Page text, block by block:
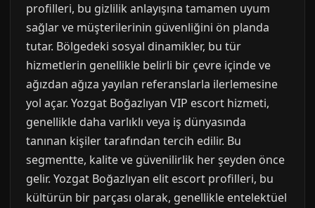
profilleri, bu gizlilik anlayışına tamamen uyum
sağlar ve müşterilerinin güvenliğini ön planda
tutar. Bölgedeki sosyal dinamikler, bu tür
hizmetlerin genellikle belirli bir çevre içinde ve
ağızdan ağıza yayılan referanslarla ilerlemesine
yol açar. Yozgat Boğazlıyan VIP escort hizmeti,
genellikle daha varlıklı veya iş dünyasında
tanınan kişiler tarafından tercih edilir. Bu
segmentte, kalite ve güvenilirlik her şeyden önce
gelir. Yozgat Boğazlıyan elit escort profilleri, bu
kültürün bir parçası olarak, genellikle entelektüel